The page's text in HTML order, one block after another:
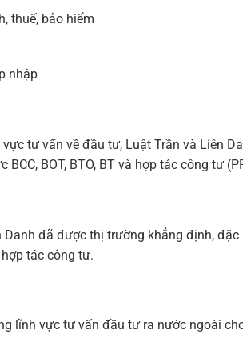
thuế, bảo hiểm
nhập
tư vấn về đầu tư, Luật Trần và Liên
BOT, BTO, BT và hợp tác công tư
đã được thị trường khẳng định,
tác công tư.
lĩnh vực tư vấn đầu tư ra nước ngoài